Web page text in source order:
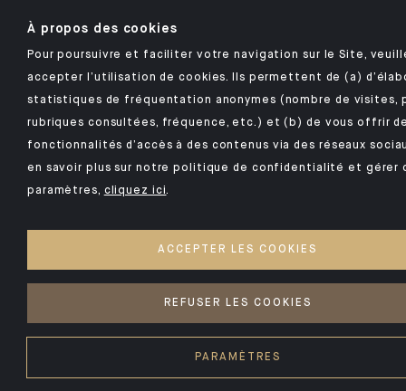
À propos des cookies
Pour poursuivre et faciliter votre navigation sur le Site,
accepter l’utilisation de cookies. Ils permettent de (a)
statistiques de fréquentation anonymes (nombre de visites,
rubriques consultées, fréquence, etc.) et (b) de vous offrir
fonctionnalités d’accès à des contenus via des réseaux
en savoir plus sur notre politique de confidentialité et gérer
paramètres, cliquez ici.
ACCEPTER LES COOKIES
REFUSER LES COOKIES
PARAMÈTRES